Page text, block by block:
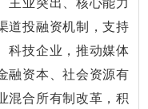
道投融资机制，支持
科技企业，推动媒体
融资本、社会资源有
混合所有制改革，积